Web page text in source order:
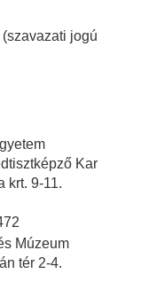
jogú
Kar
krt. 9-11.
Múzeum
tér 2-4.